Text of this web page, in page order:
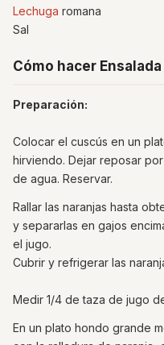
Lechuga romana
Sal
Cómo hacer
Preparación:
Colocar el cuscús en un
hirviendo. Dejar reposar
de agua. Reservar.
Rallar las naranjas hasta
y separarlas en gajos
el jugo.
Cubrir y refrigerar las
Medir 1/4 de taza de jugo
En un plato hondo grande